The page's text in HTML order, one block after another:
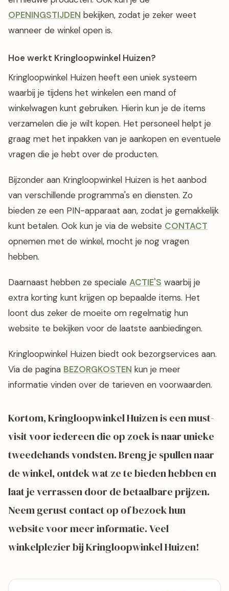
OPENINGSTIJDEN bekijken, zodat je zeker weet
wanneer de winkel open is.
Hoe werkt Kringloopwinkel Huizen?
Kringloopwinkel Huizen heeft een uniek systeem
waarbij je tijdens het winkelen een mand of
winkelwagen kunt gebruiken. Hierin kun je de items
verzamelen die je wilt kopen. Het personeel helpt je
graag met het inpakken van je aankopen en eventuele
vragen die je hebt over de producten.
Bijzonder aan Kringloopwinkel Huizen is het aanbod
van verschillende programma's en diensten. Zo
bieden ze een PIN-apparaat aan, zodat je gemakkelijk
kunt betalen. Ook kun je via de website CONTACT
opnemen met de winkel, mocht je nog vragen
hebben.
Daarnaast hebben ze speciale ACTIE'S waarbij je
extra korting kunt krijgen op bepaalde items. Het
loont dus zeker de moeite om regelmatig hun
website te bekijken voor de laatste aanbiedingen.
Kringloopwinkel Huizen biedt ook bezorgservices aan.
Via de pagina BEZORGKOSTEN kun je meer
informatie vinden over de tarieven en voorwaarden.
Kortom, Kringloopwinkel Huizen is een must-
visit voor iedereen die op zoek is naar unieke
tweedehands vondsten. Breng je spullen naar
de winkel, ontdek wat ze te bieden hebben en
laat je verrassen door de betaalbare prijzen.
Neem gerust contact op of bezoek hun
website voor meer informatie. Veel
winkelplezier bij Kringloopwinkel Huizen!